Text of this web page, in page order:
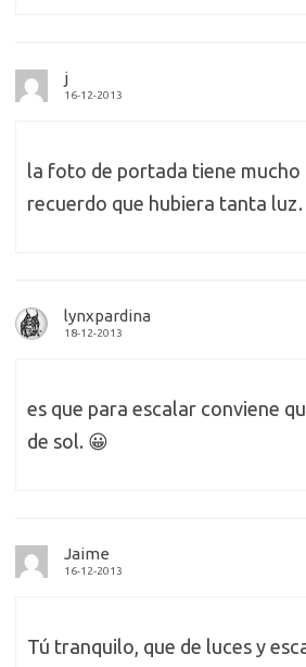
j
16-12-2013
la foto de portada tiene mucho
recuerdo que hubiera tanta
lynxpardina
18-12-2013
es que para escalar conviene
de sol. 😀
Jaime
16-12-2013
Tú tranquilo, que de luces y